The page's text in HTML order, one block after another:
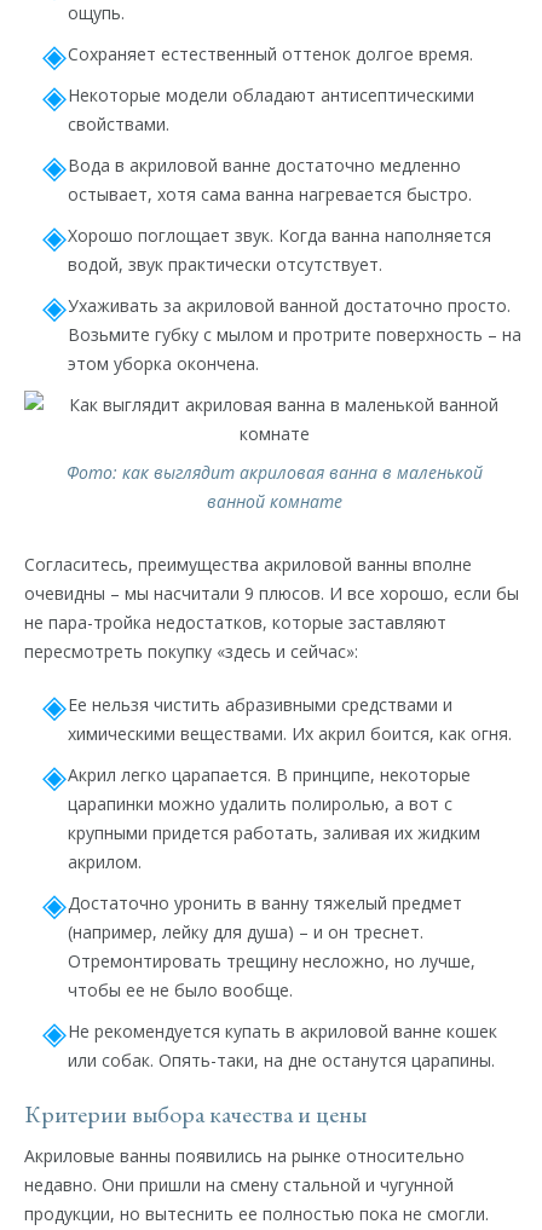
ощупь.
Сохраняет естественный оттенок долгое время.
Некоторые модели обладают антисептическими
свойствами.
Вода в акриловой ванне достаточно медленно
остывает, хотя сама ванна нагревается быстро.
Хорошо поглощает звук. Когда ванна наполняется
водой, звук практически отсутствует.
Ухаживать за акриловой ванной достаточно просто.
Возьмите губку с мылом и протрите поверхность – на
этом уборка окончена.
Фото: как выглядит акриловая ванна в маленькой
ванной комнате
Согласитесь, преимущества акриловой ванны вполне
очевидны – мы насчитали 9 плюсов. И все хорошо, если бы
не пара-тройка недостатков, которые заставляют
пересмотреть покупку «здесь и сейчас»:
Ее нельзя чистить абразивными средствами и
химическими веществами. Их акрил боится, как огня.
Акрил легко царапается. В принципе, некоторые
царапинки можно удалить полиролью, а вот с
крупными придется работать, заливая их жидким
акрилом.
Достаточно уронить в ванну тяжелый предмет
(например, лейку для душа) – и он треснет.
Отремонтировать трещину несложно, но лучше,
чтобы ее не было вообще.
Не рекомендуется купать в акриловой ванне кошек
или собак. Опять-таки, на дне останутся царапины.
Критерии выбора качества и цены
Акриловые ванны появились на рынке относительно
недавно. Они пришли на смену стальной и чугунной
продукции, но вытеснить ее полностью пока не смогли.